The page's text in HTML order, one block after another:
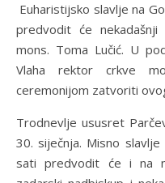
Euharistijsko slavlje na
predvodit će
mons. Toma Lučić. U
Vlaha rektor crkve
ceremonijom zatvoriti
Trodnevlje ususret
30. siječnja. Misno
sati predvodit će i na